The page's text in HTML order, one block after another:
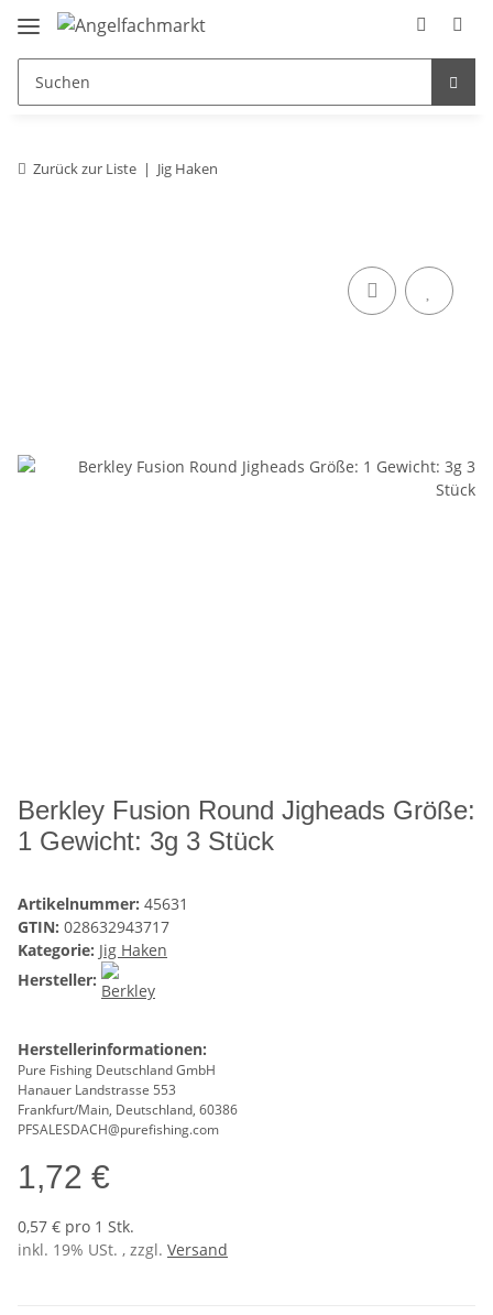
Zurück zur Liste Jig Haken
Berkley Fusion Round Jigheads Größe:
1 Gewicht: 3g 3 Stück
Artikelnummer: 45631
GTIN: 028632943717
Kategorie: Jig Haken
Hersteller:
Herstellerinformationen:
Pure Fishing Deutschland GmbH
Hanauer Landstrasse 553
Frankfurt/Main, Deutschland, 60386
PFSALESDACH@purefishing.com
1,72 €
0,57 € pro 1 Stk.
inkl. 19% USt. , zzgl. Versand